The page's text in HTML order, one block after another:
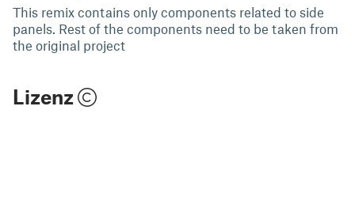
This remix contains only components related to side
panels. Rest of the components need to be taken from
the original project
Lizenz